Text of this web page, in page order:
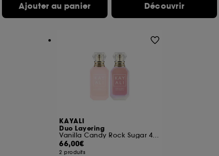
Ajouter au panier Découvrir
KAYALI
Duo Layering
Vanilla Candy Rock Sugar 42 et Yum Boujee Marshmallow 81
66,00€
2 produits